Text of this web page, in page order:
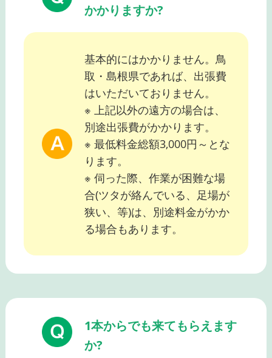
かかりますか?
基本的にはかかりません。鳥
取・島根県であれば、出張費
はいただいておりません。
※ 上記以外の遠方の場合は、
別途出張費がかかります。
※ 最低料金総額3,000円～とな
ります。
※ 伺った際、作業が困難な場
合(ツタが絡んでいる、足場が
狭い、等)は、別途料金がかか
る場合もあります。
1本からでも来てもらえます
か?